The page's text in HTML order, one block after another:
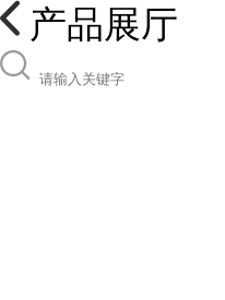
产品展厅